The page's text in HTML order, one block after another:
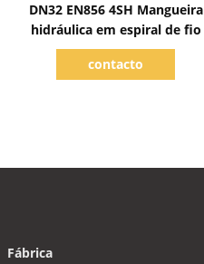
DN32 EN856 4SH Mangueira
hidráulica em espiral de fio
contacto
Fábrica